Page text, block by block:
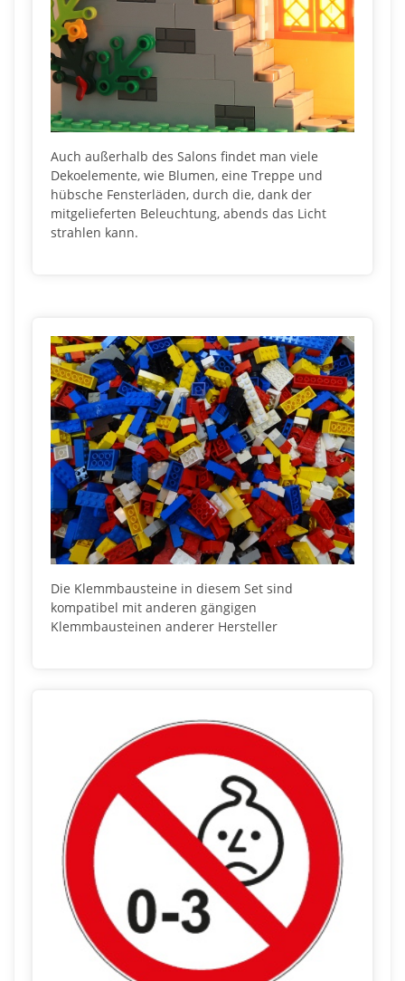
Auch außerhalb des Salons findet man viele
Dekoelemente, wie Blumen, eine Treppe und
hübsche Fensterläden, durch die, dank der
mitgelieferten Beleuchtung, abends das Licht
strahlen kann.
Die Klemmbausteine in diesem Set sind
kompatibel mit anderen gängigen
Klemmbausteinen anderer Hersteller